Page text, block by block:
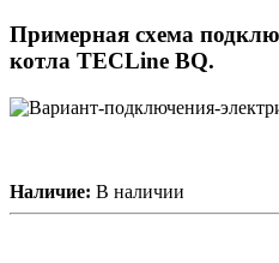
Примерная схема
котла TECLine BQ.
Наличие: В наличии